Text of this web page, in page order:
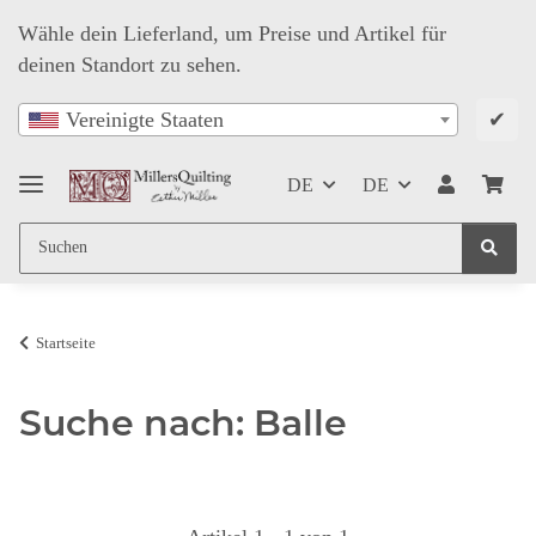
Wähle dein Lieferland, um Preise und Artikel für
deinen Standort zu sehen.
Vereinigte Staaten ✔
DE DE
Startseite
Suche nach: Balle